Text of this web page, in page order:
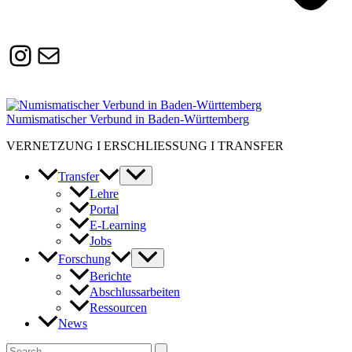
Instagram
Susanne.Boerner@zaw.uni-
heidelberg.de
Numismatischer Verbund in Baden-Württemberg
VERNETZUNG I ERSCHLIESSUNG I TRANSFER
Transfer
Lehre
Portal
E-Learning
Jobs
Forschung
Berichte
Abschlussarbeiten
Ressourcen
News